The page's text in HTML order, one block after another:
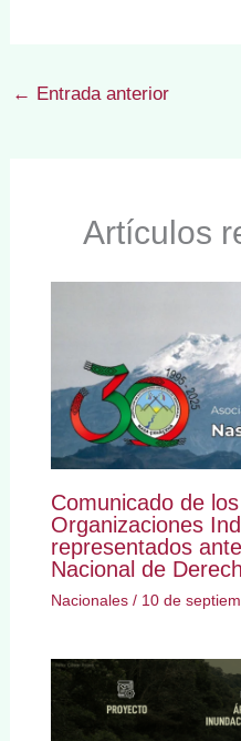
← Entrada anterior
Artículos
Comunicado de
Organizaciones
representados
Nacional de
Nacionales/ 10 de